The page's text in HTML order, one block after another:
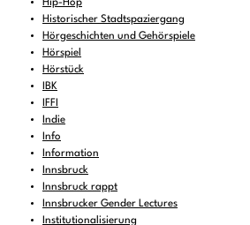
Hip-Hop
Historischer Stadtspaziergang
Hörgeschichten und Gehörspiele
Hörspiel
Hörstück
IBK
IFFI
Indie
Info
Information
Innsbruck
Innsbruck rappt
Innsbrucker Gender Lectures
Institutionalisierung